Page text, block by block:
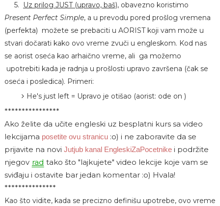
5.
Uz prilog JUST (upravo, baš), obavezno koristimo
Present Perfect Simple, a u prevodu pored prošlog vremena
(perfekta) možete se prebaciti u AORIST koji vam može u
stvari dočarati kako ovo vreme zvuči u engleskom. Kod nas
se aorist oseća kao arhaično vreme, ali ga možemo
upotrebiti kada je radnja u prošlosti upravo završena (čak se
oseća i posledica). Primeri:
He's just left = Upravo je otišao (aorist: ode on )
****************
Ako želite da učite engleski uz besplatni kurs sa video
lekcijama posetite ovu stranicu:o) i ne zaboravite da se
prijavite na novi Jutjub kanal EngleskiZaPocetnikei podržite
njegov rad tako što "lajkujete" video lekcije koje vam se
sviđaju i ostavite bar jedan komentar :o) Hvala!
***************
Kao što vidite, kada se precizno definišu upotrebe, ovo vreme